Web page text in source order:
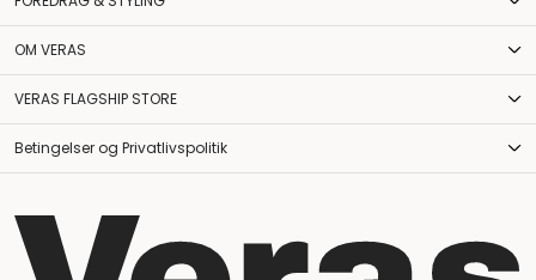
OM VERAS
VERAS FLAGSHIP STORE
Betingelser og Privatlivspolitik